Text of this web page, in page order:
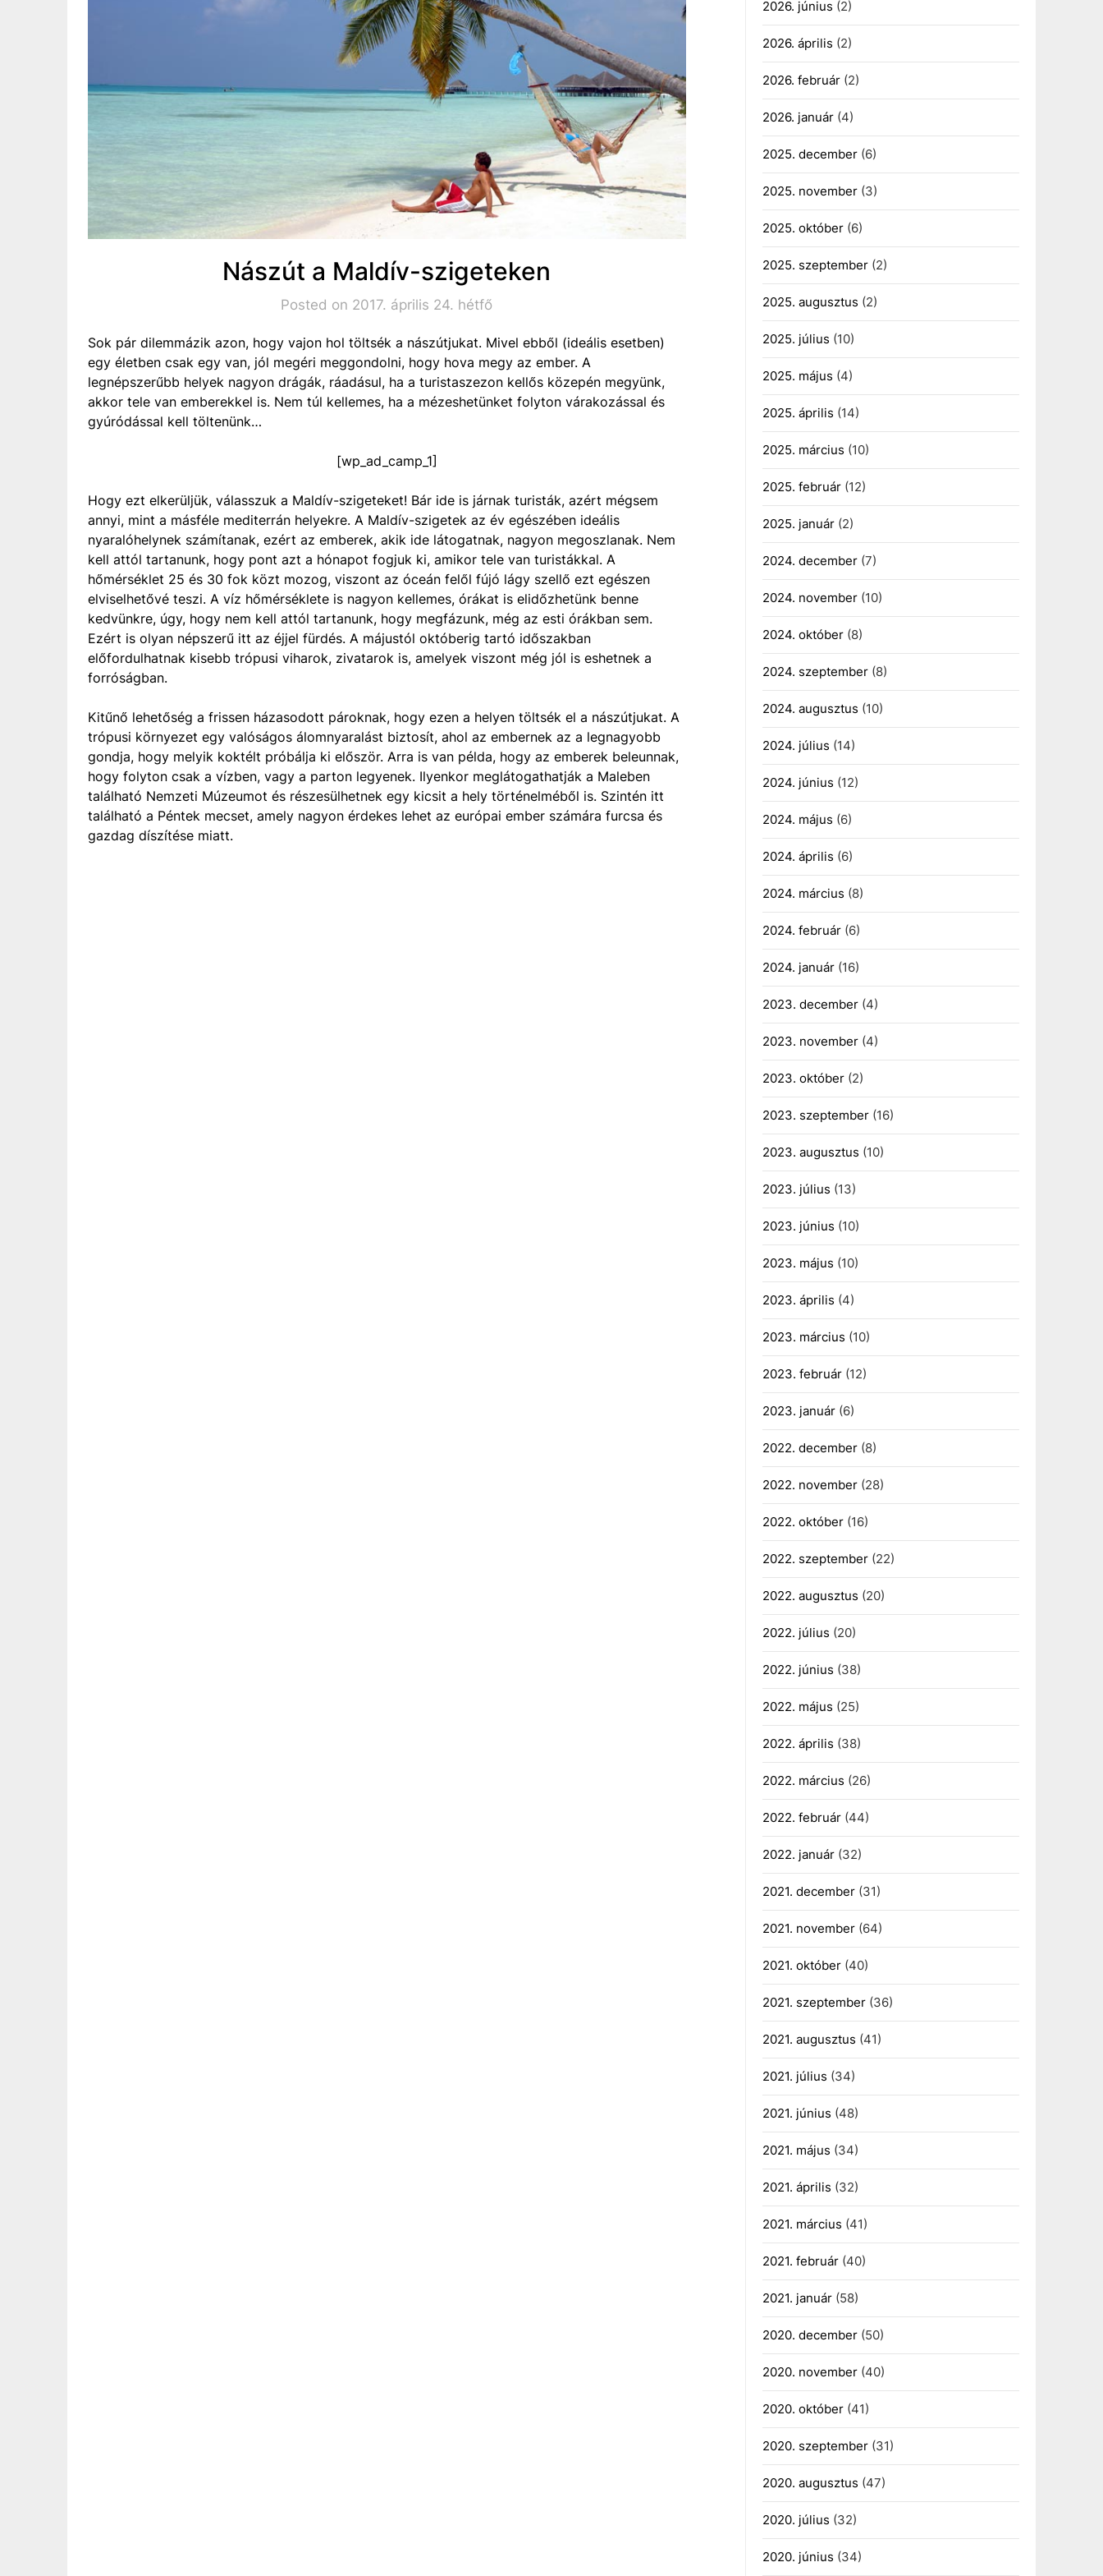
Nászút a Maldív-szigeteken
Posted on 2017. április 24. hétfő
Sok pár dilemmázik azon, hogy vajon hol töltsék a nászútjukat. Mivel ebből (ideális esetben)
egy életben csak egy van, jól megéri meggondolni, hogy hova megy az ember. A
legnépszerűbb helyek nagyon drágák, ráadásul, ha a turistaszezon kellős közepén megyünk,
akkor tele van emberekkel is. Nem túl kellemes, ha a mézeshetünket folyton várakozással és
gyúródással kell töltenünk…
[wp_ad_camp_1]
Hogy ezt elkerüljük, válasszuk a Maldív-szigeteket! Bár ide is járnak turisták, azért mégsem
annyi, mint a másféle mediterrán helyekre. A Maldív-szigetek az év egészében ideális
nyaralóhelynek számítanak, ezért az emberek, akik ide látogatnak, nagyon megoszlanak. Nem
kell attól tartanunk, hogy pont azt a hónapot fogjuk ki, amikor tele van turistákkal. A
hőmérséklet 25 és 30 fok közt mozog, viszont az óceán felől fújó lágy szellő ezt egészen
elviselhetővé teszi. A víz hőmérséklete is nagyon kellemes, órákat is elidőzhetünk benne
kedvünkre, úgy, hogy nem kell attól tartanunk, hogy megfázunk, még az esti órákban sem.
Ezért is olyan népszerű itt az éjjel fürdés. A májustól októberig tartó időszakban
előfordulhatnak kisebb trópusi viharok, zivatarok is, amelyek viszont még jól is eshetnek a
forróságban.
Kitűnő lehetőség a frissen házasodott pároknak, hogy ezen a helyen töltsék el a nászútjukat. A
trópusi környezet egy valóságos álomnyaralást biztosít, ahol az embernek az a legnagyobb
gondja, hogy melyik koktélt próbálja ki először. Arra is van példa, hogy az emberek beleunnak,
hogy folyton csak a vízben, vagy a parton legyenek. Ilyenkor meglátogathatják a Maleben
található Nemzeti Múzeumot és részesülhetnek egy kicsit a hely történelméből is. Szintén itt
található a Péntek mecset, amely nagyon érdekes lehet az európai ember számára furcsa és
gazdag díszítése miatt.
2026. június (2)
2026. április (2)
2026. február(2)
2026. január(4)
2025. december(6)
2025. november(3)
2025. október(6)
2025. szeptember(2)
2025. augusztus (2)
2025. július (10)
2025. május (4)
2025. április (14)
2025. március (10)
2025. február(12)
2025. január(2)
2024. december(7)
2024. november(10)
2024. október(8)
2024. szeptember(8)
2024. augusztus (10)
2024. július (14)
2024. június (12)
2024. május (6)
2024. április (6)
2024. március (8)
2024. február(6)
2024. január(16)
2023. december(4)
2023. november(4)
2023. október(2)
2023. szeptember(16)
2023. augusztus (10)
2023. július (13)
2023. június (10)
2023. május (10)
2023. április (4)
2023. március (10)
2023. február(12)
2023. január(6)
2022. december(8)
2022. november(28)
2022. október(16)
2022. szeptember(22)
2022. augusztus (20)
2022. július (20)
2022. június (38)
2022. május (25)
2022. április (38)
2022. március (26)
2022. február(44)
2022. január(32)
2021. december(31)
2021. november(64)
2021. október(40)
2021. szeptember(36)
2021. augusztus (41)
2021. július (34)
2021. június (48)
2021. május (34)
2021. április (32)
2021. március (41)
2021. február(40)
2021. január(58)
2020. december(50)
2020. november(40)
2020. október(41)
2020. szeptember(31)
2020. augusztus (47)
2020. július (32)
2020. június (34)